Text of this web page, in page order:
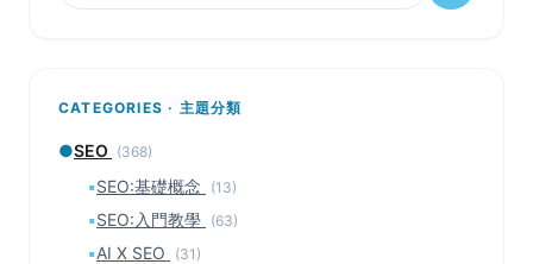
CATEGORIES · 主題分類
●SEO (368)
▪SEO:基礎概念 (13)
▪SEO:入門教學 (63)
▪AI X SEO (31)